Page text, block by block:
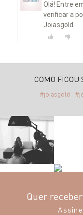
Olá! Entre
verificar a
Joiasgold
COMO FICOU
#joiasgold
Quer